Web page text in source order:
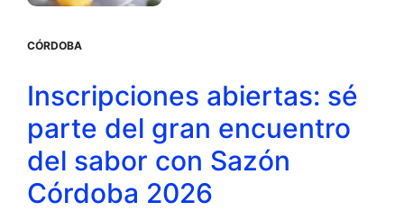
CÓRDOBA
Inscripciones abiertas: sé
parte del gran encuentro
del sabor con Sazón
Córdoba 2026